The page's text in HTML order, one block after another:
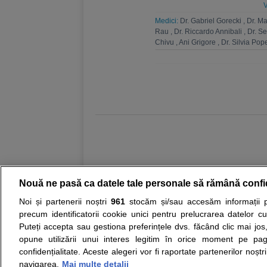
Medicina interna
Ingrijiri paliative ,Pediatrie ,
Medici: Dr. Gabriel Gorecki , Dr.
Rau , Dr. Riccardo Annibali , Dr.
Chivu , Ani Grigore , Dr. Silvia
Iuliana
Resurse: Autoevaluare simptome
Opiniile avizate ale medicilor, sfaturile si orice
nici diagnosticul stabilit in urma investigatiilor si
ii punem la dispozitie pentru programare in
Nouă ne pasă ca datele tale personale să rămână
Noi și partenerii noștri 961stocăm și/sau accesăm informații
precum identificatorii cookie unici pentru prelucrarea datelor
Puteți accepta sau gestiona preferințele dvs. făcând clic mai
opune utilizării unui interes legitim în orice moment pe
confidențialitate. Aceste alegeri vor fi raportate partenerilor
navigarea.
Mai multe detalii